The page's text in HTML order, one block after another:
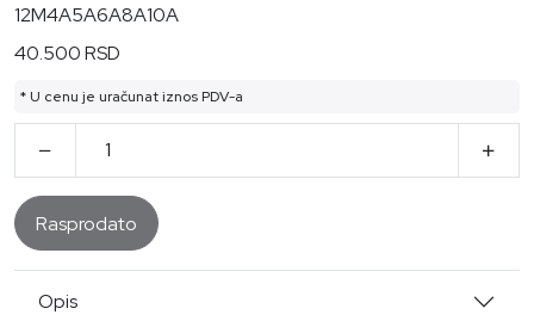
12M4A5A6A8A10A
40.500 RSD
* U cenu je uračunat iznos PDV-a
Rasprodato
Opis